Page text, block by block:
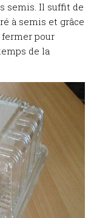
semis. Il suffit de
à semis et grâce
pour
de la